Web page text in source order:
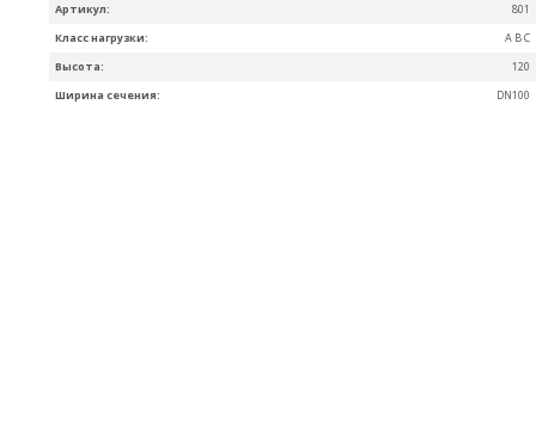
Артикул: 801
Ширина сечения: DN100
Высота: 120
Класс нагрузки: A B C